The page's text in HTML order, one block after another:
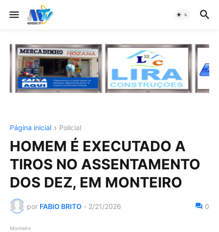
Página inicial Policial
HOMEM É EXECUTADO A
TIROS NO ASSENTAMENTO
DOS DEZ, EM MONTEIRO
por FABIO BRITO - 2/21/2026 0
Monteiro